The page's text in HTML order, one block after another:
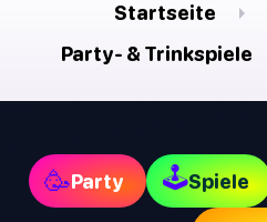
Startseite
Party- & Trinkspiele
🥳Party 🕹Spiele